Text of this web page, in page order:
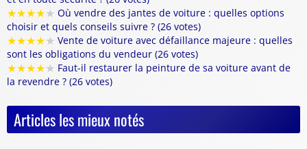
★★★★★ Où vendre des jantes de voiture : quelles options
choisir et quels conseils suivre ? (26 votes)
★★★★★ Vente de voiture avec défaillance majeure : quelles
sont les obligations du vendeur (26 votes)
★★★★★ Faut-il restaurer la peinture de sa voiture avant de
la revendre ? (26 votes)
Articles les mieux notés